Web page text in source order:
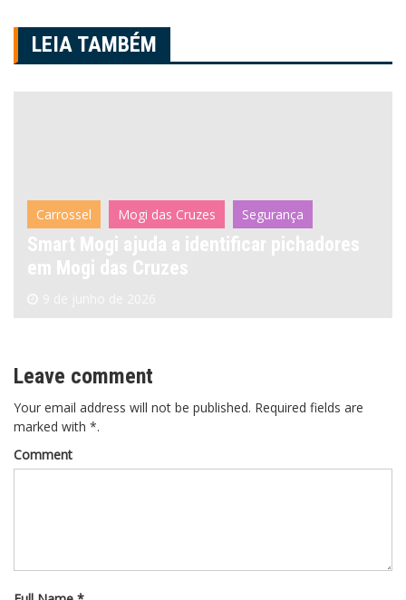
Post
LEIA TAMBÉM
Carrossel Mogi das Cruzes Segurança
Smart Mogi ajuda a identificar pichadores
em Mogi das Cruzes
Leave comment
Your email address will not be published. Required fields are
marked with *.
Comment